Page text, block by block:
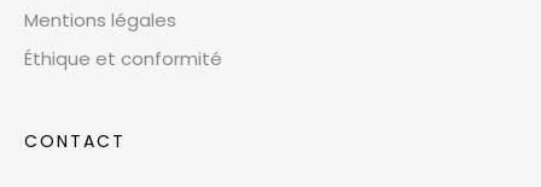
Mentions légales
Éthique et conformité
CONTACT